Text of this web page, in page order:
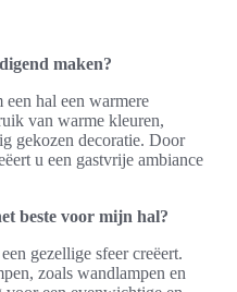
maken?
hal een warmere
van warme kleuren,
gekozen decoratie. Door
u een gastvrije ambiance
beste voor mijn hal?
gezellige sfeer creëert.
zoals wandlampen en